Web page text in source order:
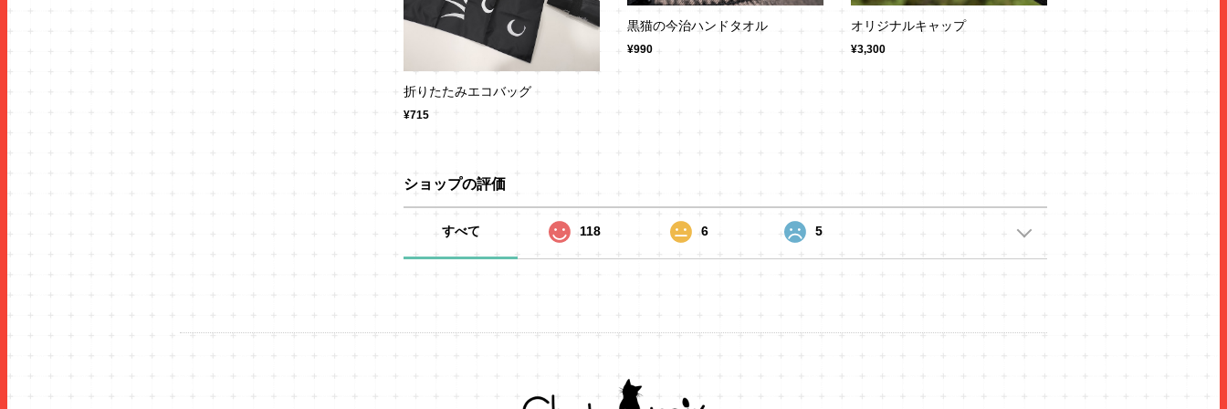
折りたたみエコバッグ
¥715
黒猫の今治ハンドタオル
¥990
オリジナルキャップ
¥3,300
ショップの評価
すべて 118 6 5